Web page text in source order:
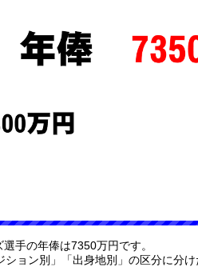
手の年俸は7350万円です。
ョン別」「出身地別」の区分に分け